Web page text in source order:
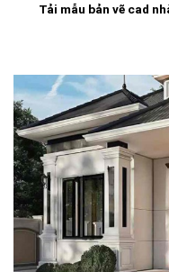
Tải mẫu bản vẽ cad